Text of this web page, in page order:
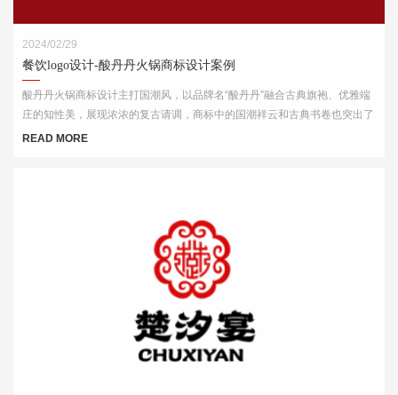
2024/02/29
餐饮logo设计-酸丹丹火锅商标设计案例
酸丹丹火锅商标设计主打国潮风，以品牌名“酸丹丹”融合古典旗袍、优雅端
庄的知性美，展现浓浓的复古请调，商标中的国潮祥云和古典书卷也突出了
中式元素，“祥云”又代表了吉祥，喜庆，幸福，更有人间烟火的气息，象征
READ MORE